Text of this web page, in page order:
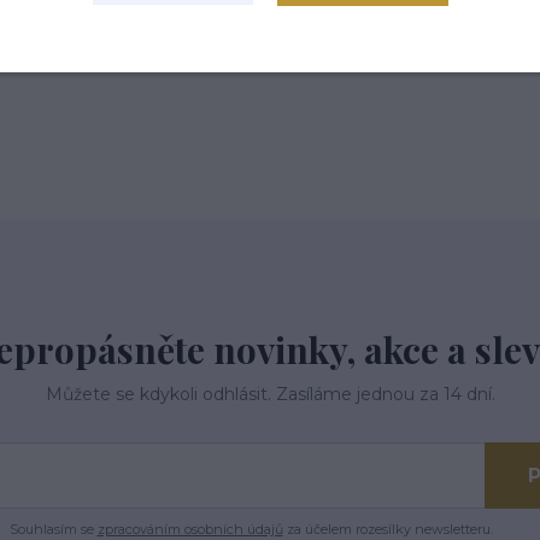
novinky, akce a
Můžete se kdykoli odhlásit. Zasíláme jednou za 14 dní.
Souhlasím se zpracováním osobních údajů za účelem rozesílky newsletteru.